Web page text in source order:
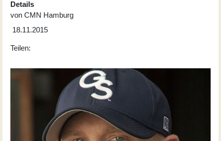
Details
von CMN Hamburg
18.11.2015
Teilen: